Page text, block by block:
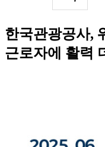
한국관광공사,
근로자에 활력